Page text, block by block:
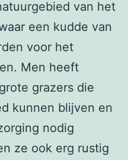
van het
een kudde van
voor het
Men heeft
grazers die
kunnen blijven en
nodig
ze ook erg rustig